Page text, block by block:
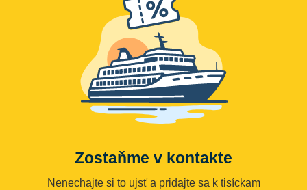
Zostaňme v kontakte
Nenechajte si to ujsť a pridajte sa k tisíckam